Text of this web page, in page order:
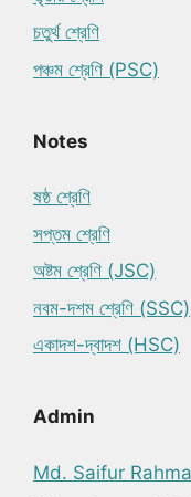
চতুর্থ শ্রেণি
পঞ্চম শ্রেণি (PSC)
Notes
ষষ্ঠ শ্রেণি
সপ্তম শ্রেণি
অষ্টম শ্রেণি (JSC)
নবম-দশম শ্রেণি (SSC)
একাদশ-দ্বাদশ (HSC)
Admin
Md. Saifur